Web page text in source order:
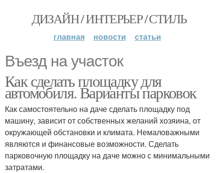
ДИЗАЙН / ИНТЕРЬЕР / СТИЛЬ
главная новости статьи
Въезд на участок
Как сделать площадку для
автомобиля. Варианты парковок
Как самостоятельно на даче сделать площадку под
машину, зависит от собственных желаний хозяина, от
окружающей обстановки и климата. Немаловажными
являются и финансовые возможности. Сделать
парковочную площадку на даче можно с минимальными
затратами.